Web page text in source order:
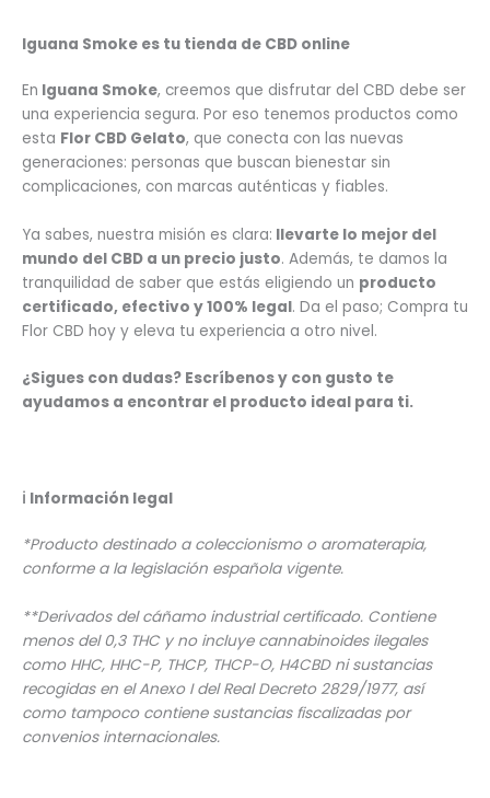
Iguana Smoke es tu tienda de CBD online
En Iguana Smoke, creemos que disfrutar del CBD debe ser
una experiencia segura. Por eso tenemos productos como
esta Flor CBD Gelato, que conecta con las nuevas
generaciones: personas que buscan bienestar sin
complicaciones, con marcas auténticas y fiables.
Ya sabes, nuestra misión es clara: llevarte lo mejor del
mundo del CBD a un precio justo. Además, te damos la
tranquilidad de saber que estás eligiendo un producto
certificado, efectivo y 100% legal. Da el paso; Compra tu
Flor CBD hoy y eleva tu experiencia a otro nivel.
¿Sigues con dudas? Escríbenos y con gusto te
ayudamos a encontrar el producto ideal para ti.
ℹ️ Información legal
*Producto destinado a coleccionismo o aromaterapia,
conforme a la legislación española vigente.
**Derivados del cáñamo industrial certificado. Contiene
menos del 0,3 THC y no incluye cannabinoides ilegales
como HHC, HHC-P, THCP, THCP-O, H4CBD ni sustancias
recogidas en el Anexo I del Real Decreto 2829/1977, así
como tampoco contiene sustancias fiscalizadas por
convenios internacionales.